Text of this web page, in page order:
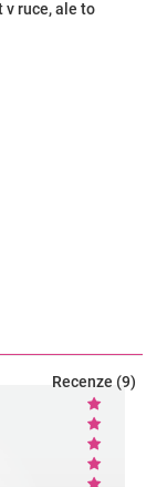
v ruce, ale to
Recenze (9)